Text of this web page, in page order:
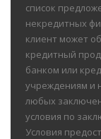
список
некредитных
клиент может
кредитный
банком или
учреждениям и
любых
условия по
Условия